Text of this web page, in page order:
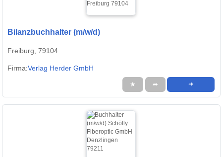
Bilanzbuchhalter (m/w/d)
Freiburg, 79104
Firma:Verlag Herder GmbH
★ ➦ ➜